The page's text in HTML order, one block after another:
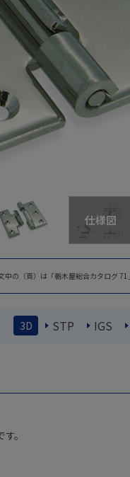
仕様図
中の（頁）は「栃木屋総合カタログ 71
3D STP IGS
。